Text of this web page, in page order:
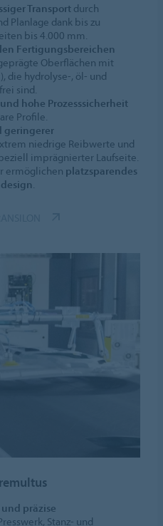
Transportdurch
Planlage dank bis zu
bis 4.000 mm.
Fertigungsbereichen
Oberflächen mit
die hydrolyse-, öl- und
sind.
hohe Prozesssicherheit
Profile.
geringerer
niedrige Reibwerte und
imprägnierter Laufseite.
ermöglichen platzsparendes
präzise
Stanz- und